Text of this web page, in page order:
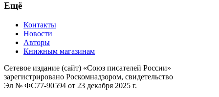
Ещё
Контакты
Новости
Авторы
Книжным магазинам
Сетевое издание (сайт) «Союз писателей России»
зарегистрировано Роскомнадзором, свидетельство
Эл № ФС77-90594 от 23 декабря 2025 г.